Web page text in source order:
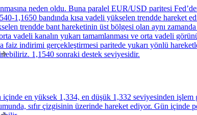
neden oldu. Buna paralel EUR/USD paritesi
bandında kısa vadeli yükselen trendde hareket
trendde bant hareketinin üst bölgesi olan aynı
vadeli kanalın yukarı tamamlanması ve orta vadeli
indirimi gerçekleştirmesi paritede yukarı yönlü
1,1540 sonraki destek seviyesidir.
en yüksek 1,334, en düşük 1,332 seviyesinden işlem
sıfır çizgisinin üzerinde hareket ediyor. Gün içinde